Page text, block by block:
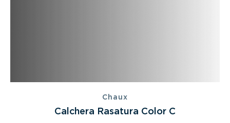
Chaux
Calchera Rasatura Color C